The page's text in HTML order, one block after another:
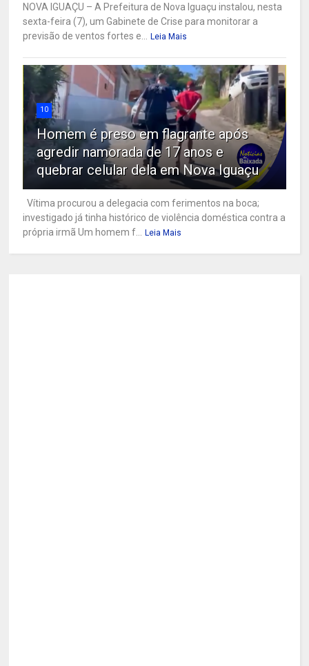
NOVA IGUAÇU – A Prefeitura de Nova Iguaçu instalou, nesta
sexta-feira (7), um Gabinete de Crise para monitorar a
previsão de ventos fortes e...
Leia Mais
10
Homem é preso em flagrante após
agredir namorada de 17 anos e
quebrar celular dela em Nova Iguaçu
Vítima procurou a delegacia com ferimentos na boca;
investigado já tinha histórico de violência doméstica contra a
própria irmã Um homem f...
Leia Mais